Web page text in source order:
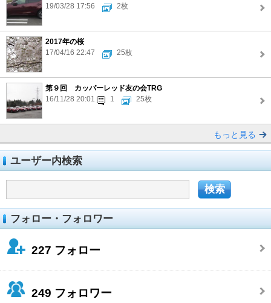
19/03/28 17:56
2枚
2017年の桜
17/04/16 22:47
25枚
第９回 カッパーレッド友の会TRG
16/11/28 20:01
1 25枚
もっと見る
ユーザー内検索
フォロー・フォロワー
227 フォロー
249 フォロワー